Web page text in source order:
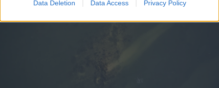
Data Deletion Data Access Privacy Policy